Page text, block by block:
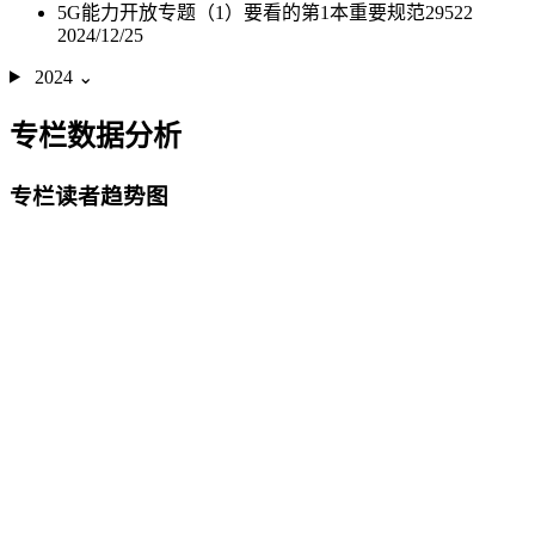
5G能力开放专题（1）要看的第1本重要规范29522
2024/12/25
2024 ⌄
专栏数据分析
专栏读者趋势图